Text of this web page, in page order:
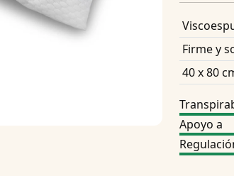
Firme y
40 x 80
Apoyo a